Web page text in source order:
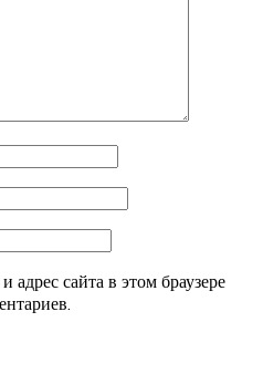
сайта в этом браузере